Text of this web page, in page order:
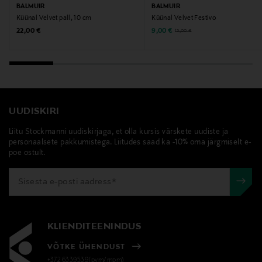
BALMUIR
Küünal Velvet pall, 10 cm
Original Price
22,00 €
BALMUIR
Küünal Velvet Festivo
Discounted Price
9,00 € Original Price
13,00 €
UUDISKIRI
Liitu Stockmanni uudiskirjaga, et olla kursis värskete uudiste ja
personaalsete pakkumistega. Liitudes saad ka -10% oma järgmiselt e-
poe ostult.
KLIENDITEENINDUS
VÕTKE ÜHENDUST
+372 6339539(pvm/mpm)